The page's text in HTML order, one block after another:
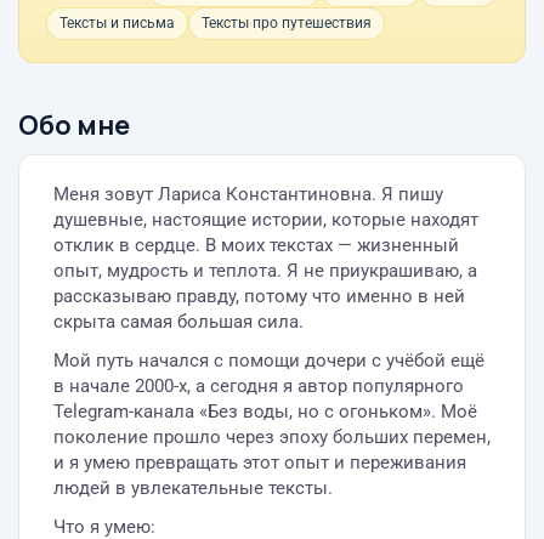
Тексты и письма
Тексты про путешествия
Обо мне
Меня зовут Лариса Константиновна. Я пишу
душевные, настоящие истории, которые находят
отклик в сердце. В моих текстах — жизненный
опыт, мудрость и теплота. Я не приукрашиваю, а
рассказываю правду, потому что именно в ней
скрыта самая большая сила.
Мой путь начался с помощи дочери с учёбой ещё
в начале 2000-х, а сегодня я автор популярного
Telegram-канала «Без воды, но с огоньком». Моё
поколение прошло через эпоху больших перемен,
и я умею превращать этот опыт и переживания
людей в увлекательные тексты.
Что я умею: